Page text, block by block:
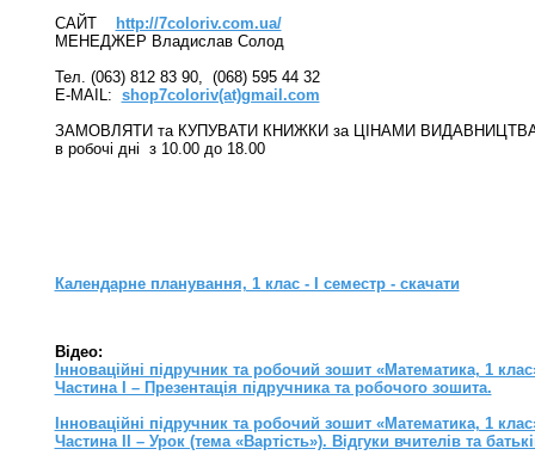
САЙТ
http://7coloriv.com.ua/
МЕНЕДЖЕР Владислав Cолод
Тел. (063) 812 83 90, (068) 595 44 32
E-MAIL: shop7coloriv(at)gmail.com
ЗАМОВЛЯТИ та КУПУВАТИ КНИЖКИ за ЦІНАМИ
в робочі дні з 10.00 до 18.00
Календарне планування, 1 клас - I семестр - скачати
Відео:
Інноваційні підручник та робочий зошит «Математика, 1
Частина I – Презентація підручника та робочого зошита.
Інноваційні підручник та робочий зошит «Математика, 1
Частина II – Урок (тема «Вартість»). Відгуки вчителів та